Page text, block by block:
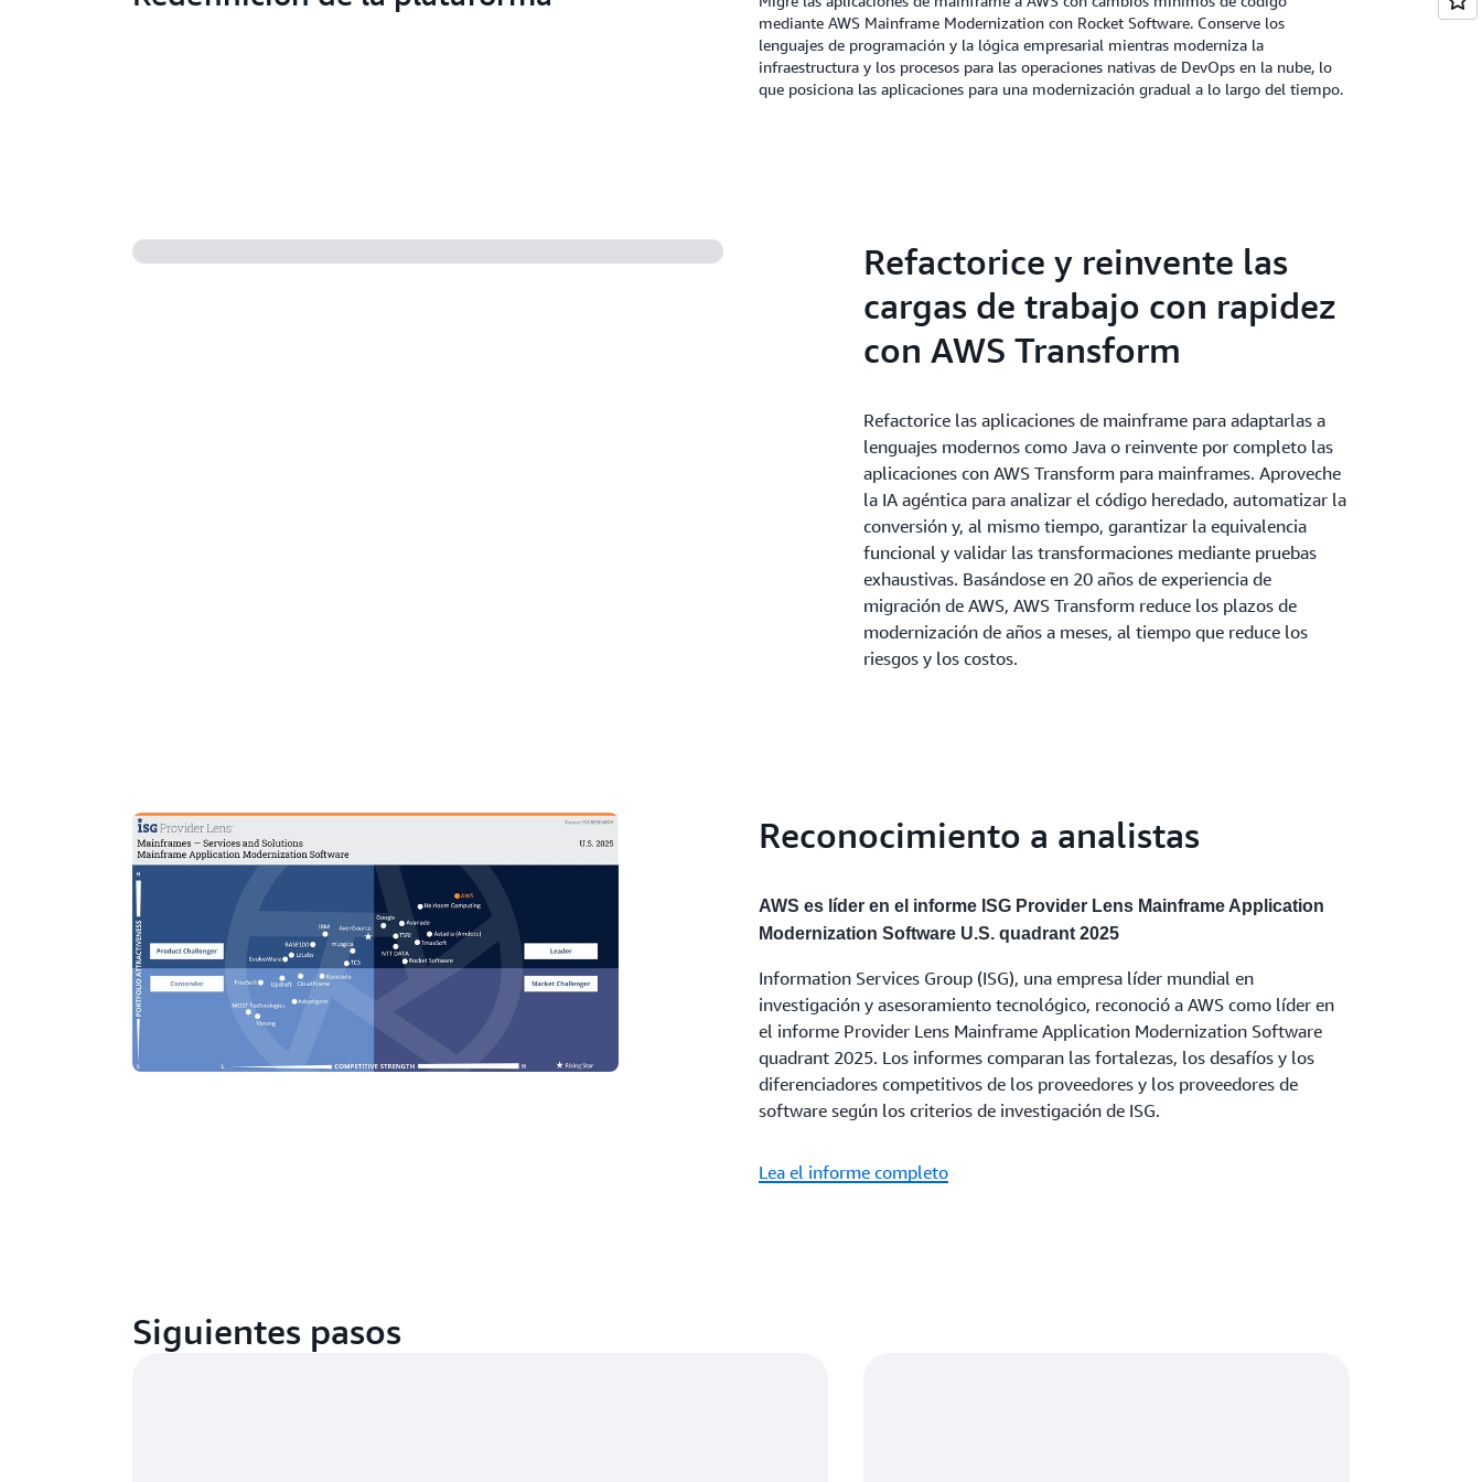
mediante AWS Mainframe Modernization con Rocket Software. Conserve los
lenguajes de programación y la lógica empresarial mientras moderniza la
infraestructura y los procesos para las operaciones nativas de DevOps en la nube, lo
que posiciona las aplicaciones para una modernización gradual a lo largo del tiempo.
Refactorice y reinvente las
cargas de trabajo con rapidez
con AWS Transform
Refactorice las aplicaciones de mainframe para adaptarlas a
lenguajes modernos como Java o reinvente por completo las
aplicaciones con AWS Transform para mainframes. Aproveche
la IA agéntica para analizar el código heredado, automatizar la
conversión y, al mismo tiempo, garantizar la equivalencia
funcional y validar las transformaciones mediante pruebas
exhaustivas. Basándose en 20 años de experiencia de
migración de AWS, AWS Transform reduce los plazos de
modernización de años a meses, al tiempo que reduce los
riesgos y los costos.
Reconocimiento a analistas
AWS es líder en el informe ISG Provider Lens Mainframe Application
Modernization Software U.S. quadrant 2025
Information Services Group (ISG), una empresa líder mundial en
investigación y asesoramiento tecnológico, reconoció a AWS como líder en
el informe Provider Lens Mainframe Application Modernization Software
quadrant 2025. Los informes comparan las fortalezas, los desafíos y los
diferenciadores competitivos de los proveedores y los proveedores de
software según los criterios de investigación de ISG.
Lea el informe completo
Siguientes pasos